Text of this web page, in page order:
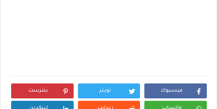
فيسبوك تويتر بنترست